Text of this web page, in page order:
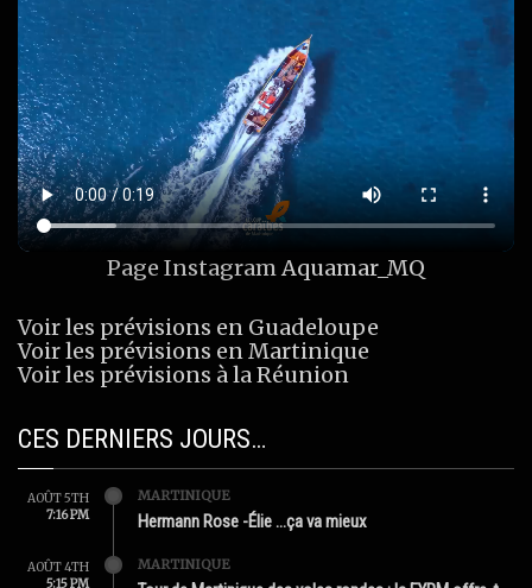
Page InstagramAquamar_MQ
Voir les prévisions en Guadeloupe
Voir les prévisions en Martinique
Voir les prévisions à la Réunion
CES DERNIERS JOURS…
AOÛT 5TH
7:16 PM
MARTINIQUE
Hermann Rose -Élie …ça va mieux
AOÛT 4TH
5:15 PM
MARTINIQUE